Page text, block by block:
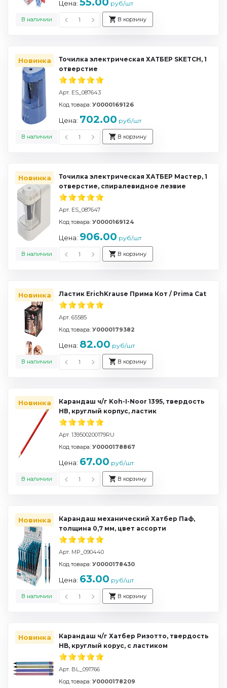
В наличии
Цена: руб/шт
В корзину
Новинка
Точилка электрическая ХАТБЕР SKETCH, 1
отверстие
Арт. ES_087643
В наличии
Код товара: У0000169126
Цена: 702.00 руб/шт
В корзину
Новинка
Точилка электрическая ХАТБЕР Мастер, 1
отверстие, спиралевидное лезвие
Арт. ES_087647
В наличии
Код товара: У0000169124
Цена: 906.00 руб/шт
В корзину
Новинка Ластик ErichKrause Прима Кот / Prima Cat
Арт. 65585
В наличии
Код товара: У0000179382
Цена: 82.00 руб/шт
В корзину
Новинка
Карандаш ч/г Koh-I-Noor 1395, твердость
НВ, круглый корпус, ластик
Арт. 139500200179RU
В наличии
Код товара: У0000178867
Цена: 67.00 руб/шт
В корзину
Новинка
Карандаш механический Хатбер Паф,
толщина 0,7 мм, цвет ассорти
Арт. MP_090440
В наличии
Код товара: У0000178430
Цена: 63.00 руб/шт
В корзину
Новинка
Карандаш ч/г Хатбер Ризотто, твердость
HB, круглый корус, с ластиком
Арт. BL_091766
Код товара: У0000178209